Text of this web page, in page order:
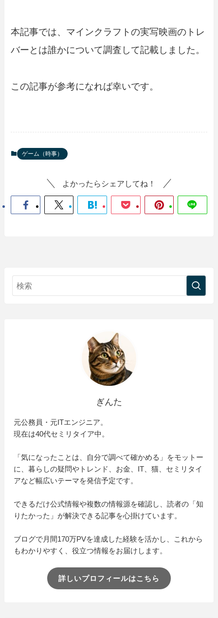
本記事では、マインクラフトの実写映画のトレ
バーとは誰かについて調査して記載しました。
この記事が参考になれば幸いです。
ゲーム（時事）
よかったらシェアしてね！
ぎんた
元公務員・元ITエンジニア。
現在は40代セミリタイア中。
「気になったことは、自分で調べて確かめる」をモットー
に、暮らしの疑問やトレンド、お金、IT、猫、セミリタイ
アなど幅広いテーマを発信予定です。
できるだけ公式情報や複数の情報源を確認し、読者の「知
りたかった」が解決できる記事を心掛けています。
ブログで月間170万PVを達成した経験を活かし、これから
もわかりやすく、役立つ情報をお届けします。
詳しいプロフィールはこちら